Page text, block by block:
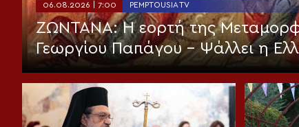
06.08.2026 | 7:00 PEMPTOUSIA TV
ΖΩΝΤΑΝΑ: Η εορτή της
Γεωργίου Παπάγου – Ψάλλει η